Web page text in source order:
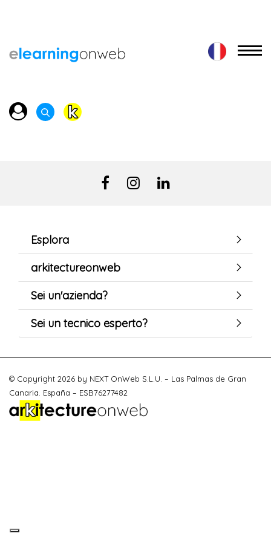
Esplora
arkitectureonweb
Sei un'azienda?
Sei un tecnico esperto?
© Copyright 2026 by NEXT OnWeb S.L.U. – Las Palmas de Gran
Canaria. España – ESB76277482